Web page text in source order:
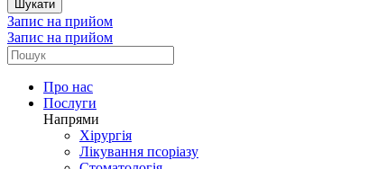
Шукати
Запис на прийом
Запис на прийом
Про нас
Послуги
Напрями
Хірургія
Лікування псоріазу